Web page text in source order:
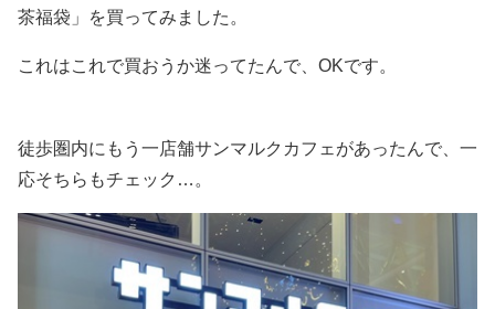
茶福袋」を買ってみました。
これはこれで買おうか迷ってたんで、OKです。
徒歩圏内にもう一店舗サンマルクカフェがあったんで、一
応そちらもチェック…。